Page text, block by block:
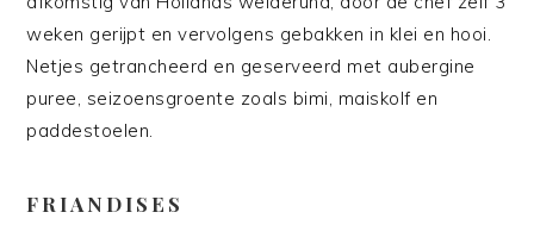
weken gerijpt en vervolgens gebakken in klei en hooi.
Netjes getrancheerd en geserveerd met aubergine
puree, seizoensgroente zoals bimi, maiskolf en
paddestoelen.
FRIANDISES